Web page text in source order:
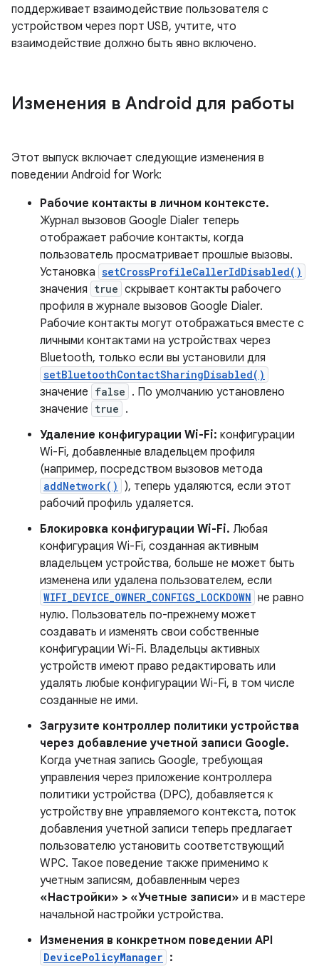
поддерживает взаимодействие пользователя с
устройством через порт USB, учтите, что
взаимодействие должно быть явно включено.
Изменения в Android для работы
Этот выпуск включает следующие изменения в
поведении Android for Work:
Рабочие контакты в личном контексте.
Журнал вызовов Google Dialer теперь
отображает рабочие контакты, когда
пользователь просматривает прошлые вызовы.
Установка setCrossProfileCallerIdDisabled()
значения true скрывает контакты рабочего
профиля в журнале вызовов Google Dialer.
Рабочие контакты могут отображаться вместе с
личными контактами на устройствах через
Bluetooth, только если вы установили для
setBluetoothContactSharingDisabled()
значение false . По умолчанию установлено
значение true .
Удаление конфигурации Wi-Fi: конфигурации
Wi-Fi, добавленные владельцем профиля
(например, посредством вызовов метода
addNetwork()
), теперь удаляются, если этот
рабочий профиль удаляется.
Блокировка конфигурации Wi-Fi. Любая
конфигурация Wi-Fi, созданная активным
владельцем устройства, больше не может быть
изменена или удалена пользователем, если
WIFI_DEVICE_OWNER_CONFIGS_LOCKDOWN не равно
нулю. Пользователь по-прежнему может
создавать и изменять свои собственные
конфигурации Wi-Fi. Владельцы активных
устройств имеют право редактировать или
удалять любые конфигурации Wi-Fi, в том числе
созданные не ими.
Загрузите контроллер политики устройства
через добавление учетной записи Google.
Когда учетная запись Google, требующая
управления через приложение контроллера
политики устройства (DPC), добавляется к
устройству вне управляемого контекста, поток
добавления учетной записи теперь предлагает
пользователю установить соответствующий
WPC. Такое поведение также применимо к
учетным записям, добавленным через
«Настройки» > «Учетные записи» и в мастере
начальной настройки устройства.
Изменения в конкретном поведении API
DevicePolicyManager :